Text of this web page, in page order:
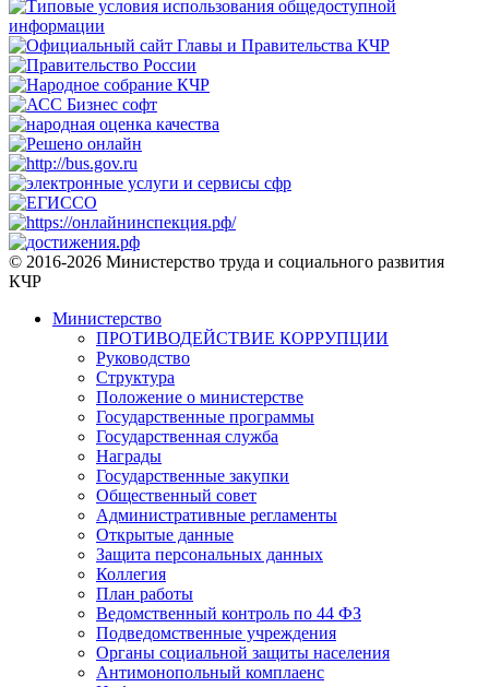
© 2016-2026 Министерство труда и социального развития
КЧР
Министерство
ПРОТИВОДЕЙСТВИЕ КОРРУПЦИИ
Руководство
Структура
Положение о министерстве
Государственные программы
Государственная служба
Награды
Государственные закупки
Общественный совет
Административные регламенты
Открытые данные
Защита персональных данных
Коллегия
План работы
Ведомственный контроль по 44 ФЗ
Подведомственные учреждения
Органы социальной защиты населения
Антимонопольный комплаенс